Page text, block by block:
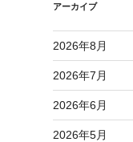
アーカイブ
2026年8月
2026年7月
2026年6月
2026年5月